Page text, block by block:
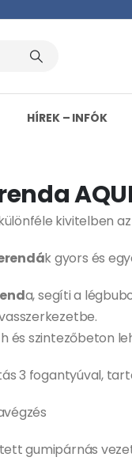
HÍREK – INFÓK
kivitelben
k gyors és
a, segíti a
és szintezőbeton
3 fogantyúval,
gumipárnás